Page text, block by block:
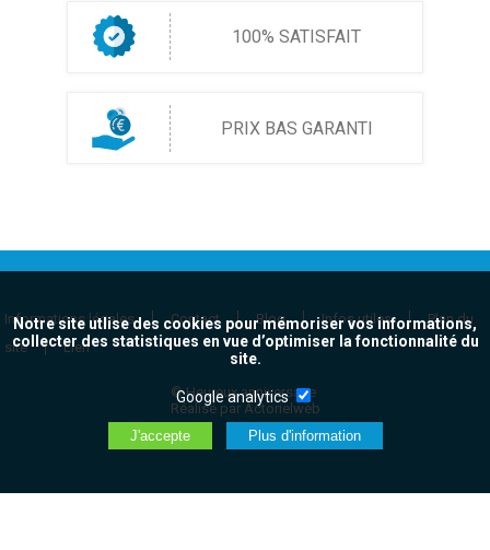
100% SATISFAIT
PRIX BAS GARANTI
Informations légales Contact Blog Infos utiles
Plan du
site
Lien
© Heureux anniversaire
Réalisé par Actorielweb
Notre site utlise des cookies pour mémoriser vos informations,
collecter des statistiques en vue d’optimiser la fonctionnalité du
site.
Google analytics